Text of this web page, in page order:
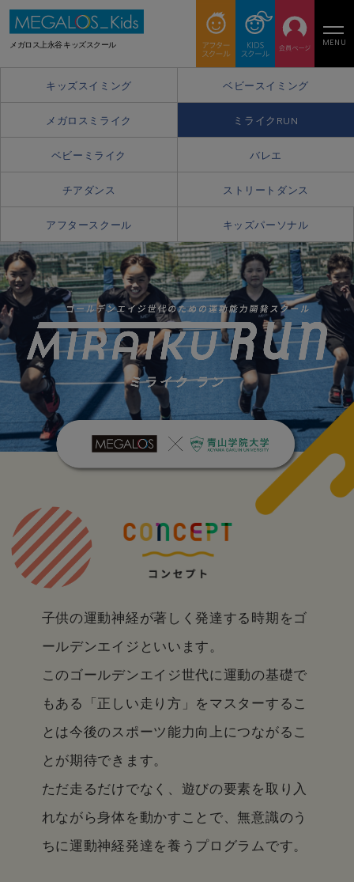
メガロス上永谷 キッズスクール MENU
キッズスイミング ベビースイミング
メガロスミライク ミライクRUN
ベビーミライク バレエ
チアダンス ストリートダンス
アフタースクール キッズパーソナル
子供の運動神経が著しく発達する時期をゴ
ールデンエイジといいます。
このゴールデンエイジ世代に運動の基礎で
もある「正しい走り方」をマスターするこ
とは今後のスポーツ能力向上につながるこ
とが期待できます。
ただ走るだけでなく、遊びの要素を取り入
れながら身体を動かすことで、 無意識のう
ちに運動神経発達を養うプログラムです。